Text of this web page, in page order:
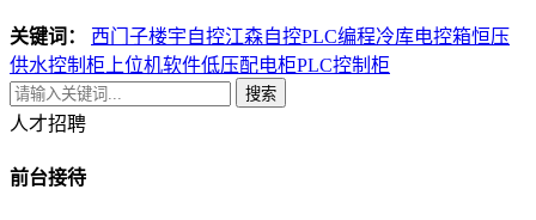
关键词： 西门子楼宇自控江森自控PLC编程冷库电控箱恒压
供水控制柜 上位机软件低压配电柜PLC控制柜
搜索
人才招聘
前台接待